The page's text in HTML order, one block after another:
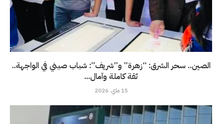
الصين.. سحر الشرق: “زهرة” و”شريف”: شباب صيني في الواجهة..
ثقة كاملة وآمال...
15 ماي، 2026